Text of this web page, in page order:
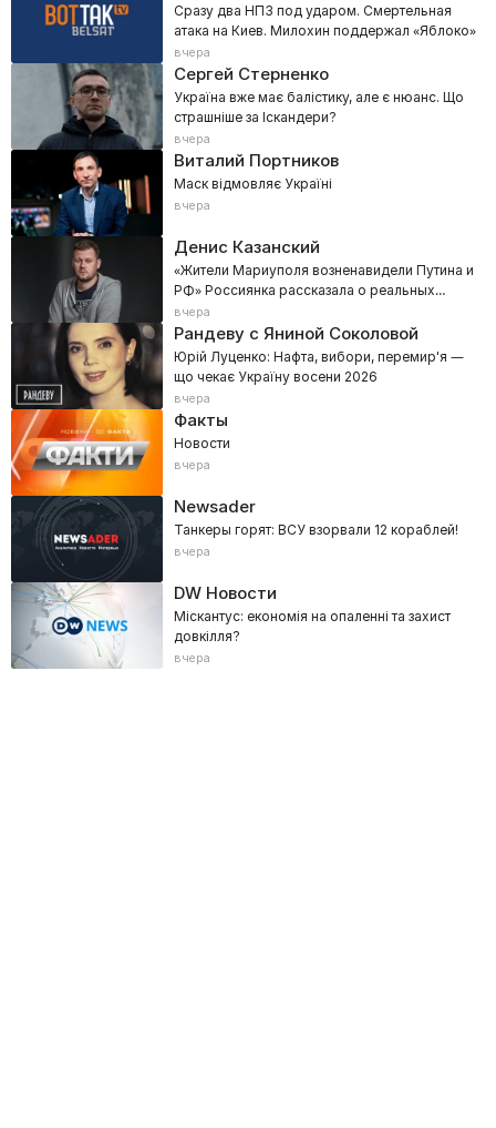
Сразу два НПЗ под ударом. Смертельная
атака на Киев. Милохин поддержал «Яблоко»
вчера
Сергей Стерненко
Україна вже має балістику, але є нюанс. Що
страшніше за Іскандери?
вчера
Виталий Портников
Маск відмовляє Україні
вчера
Денис Казанский
«Жители Мариуполя возненавидели Путина и
РФ» Россиянка рассказала о реальных
настроениях Донбасса
вчера
Рандеву с Яниной Соколовой
Юрій Луценко: Нафта, вибори, перемир'я —
що чекає Україну восени 2026
вчера
Факты
Новости
вчера
Newsader
Танкеры горят: ВСУ взорвали 12 кораблей!
вчера
DW Новости
Міскантус: економія на опаленні та захист
довкілля?
вчера